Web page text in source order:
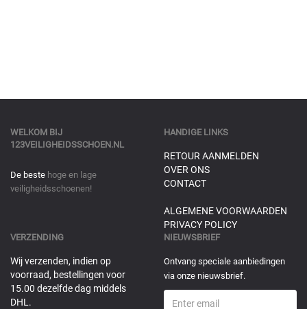
WELKOM BIJ
123VEILIGHEIDSSCHOEN.NL
De beste hoge en lage
veiligheidsschoenen!
HANDIGE LINKS
RETOUR AANMELDEN
OVER ONS
CONTACT
ALGEMENE VOORWAARDEN
PRIVACY POLICY
VERZENDING
Wij verzenden, indien op
voorraad, bestellingen voor
15.00 dezelfde dag middels
DHL.
NIEUWSBRIEF
Ontvang speciale aanbiedingen
via onze nieuwsbrief.